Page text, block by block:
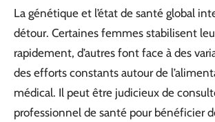
La génétique et l’état de santé global
détour. Certaines femmes stabilisent
rapidement, d’autres font face à des
des efforts constants autour de
médical. Il peut être judicieux de
professionnel de santé pour bénéficier